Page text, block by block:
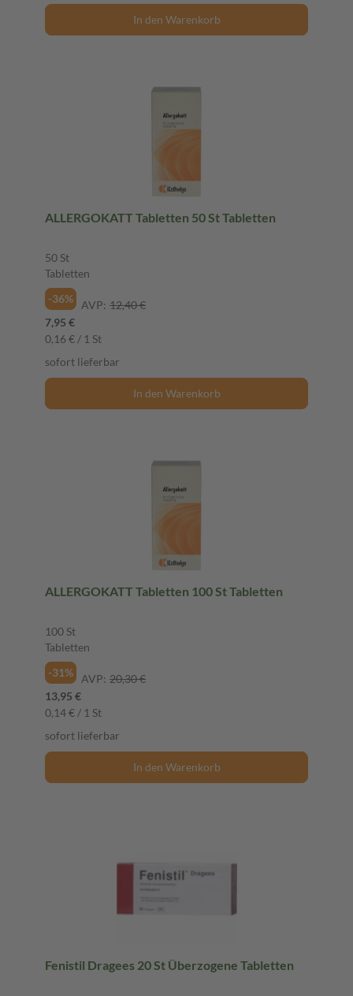
In den Warenkorb
ALLERGOKATT Tabletten 50 St Tabletten
50 St
Tabletten
-36%
AVP: 12,40 €
7,95 €
0,16 € / 1 St
sofort lieferbar
In den Warenkorb
ALLERGOKATT Tabletten 100 St Tabletten
100 St
Tabletten
-31%
AVP: 20,30 €
13,95 €
0,14 € / 1 St
sofort lieferbar
In den Warenkorb
Fenistil Dragees 20 St Überzogene Tabletten